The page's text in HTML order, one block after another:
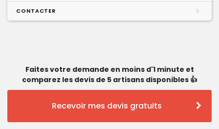
CONTACTER
Faites votre demande en moins d'1 minute et
comparez les devis de 5 artisans disponibles 👍
Recevoir mes devis gratuits